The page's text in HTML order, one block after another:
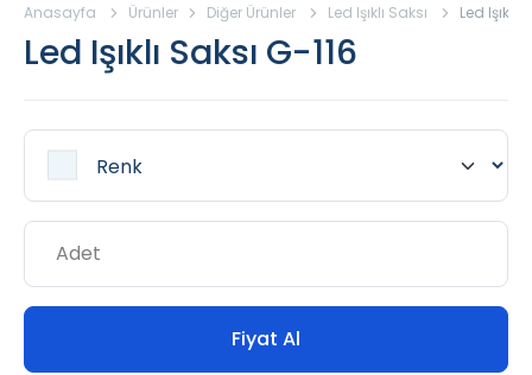
Anasayfa Ürünler Diğer Ürünler Led Işıklı Saksı Led Işıklı
Led Işıklı Saksı G-116
Fiyat Al